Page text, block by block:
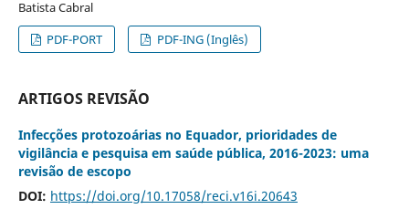
Batista Cabral
PDF-PORT
PDF-ING (Inglês)
ARTIGOS REVISÃO
Infecções protozoárias no Equador, prioridades de
vigilância e pesquisa em saúde pública, 2016-2023: uma
revisão de escopo
DOI: https://doi.org/10.17058/reci.v16i.20643